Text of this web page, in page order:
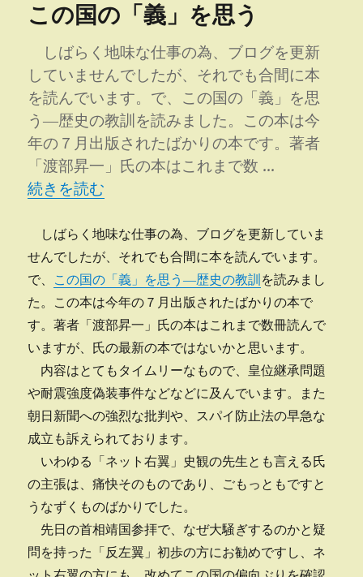
ー
ホ
ガ
この国の「義」を思う
しばらく地味な仕事の為、ブログを更新
していませんでしたが、それでも合間に本
を読んでいます。で、この国の「義」を思
う―歴史の教訓を読みました。この本は今
年の７月出版されたばかりの本です。著者
「渡部昇一」氏の本はこれまで数 …
“この国の「義」を思う” の
続きを読む
しばらく地味な仕事の為、ブログを更新していま
せんでしたが、それでも合間に本を読んでいます。
で、 この国の「義」を思う―歴史の教訓 を読みまし
た。この本は今年の７月出版されたばかりの本で
す。著者「渡部昇一」氏の本はこれまで数冊読んで
いますが、氏の最新の本ではないかと思います。
内容はとてもタイムリーなもので、皇位継承問題
や耐震強度偽装事件などなどに及んでいます。また
朝日新聞への強烈な批判や、スパイ防止法の早急な
成立も訴えられております。
いわゆる「ネット右翼」史観の先生とも言える氏
の主張は、痛快そのものであり、ごもっともですと
うなずくものばかりでした。
先日の首相靖国参拝で、なぜ大騒ぎするのかと疑
問を持った「反左翼」初歩の方にお勧めですし、ネ